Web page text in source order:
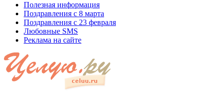
Полезная информация
Поздравления с 8 марта
Поздравления с 23 февраля
Любовные SMS
Реклама на сайте